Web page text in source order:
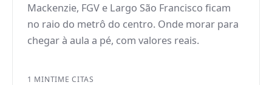
Mackenzie, FGV e Largo São Francisco ficam
no raio do metrô do centro. Onde morar para
chegar à aula a pé, com valores reais.
1 MINTIME CITAS